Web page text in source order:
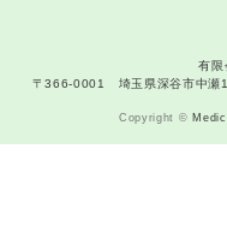
有限
〒366-0001 埼玉県深谷市中
Copyright ©